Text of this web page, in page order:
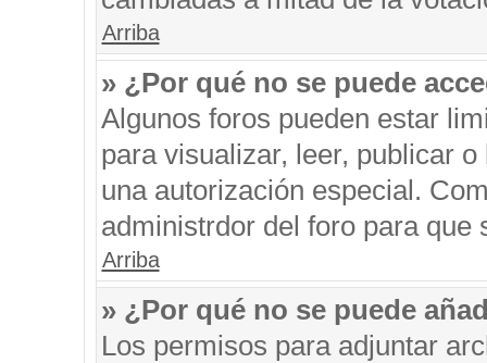
Arriba
» ¿Por qué no se puede
Algunos foros pueden estar
para visualizar, leer, publicar
una autorización especial.
administrdor del foro para que
Arriba
» ¿Por qué no se puede
Los permisos para adjuntar